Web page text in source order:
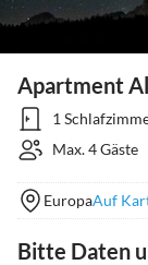
Apartment
1
Max. 4 Gäste
EuropaAuf
Bitte Daten